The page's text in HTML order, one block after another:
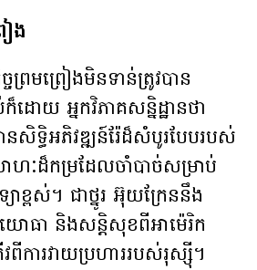
ៀង
ព្រមព្រៀងមិនទាន់ត្រូវបាន
ោយ អ្នកវិភាគសន្និដ្ឋានថា
សិទ្ធិអភិវឌ្ឍន៍រ៉ែដ៏សំបូរបែបរបស់
ៈដ៏កម្រដែលចាំបាច់សម្រាប់
យាខ្ពស់។ ជាថ្នូរ អ៊ុយក្រែននឹង
ោធា និងសន្តិសុខពីអាម៉េរិក
វពីការវាយប្រហាររបស់រុស្ស៊ី។